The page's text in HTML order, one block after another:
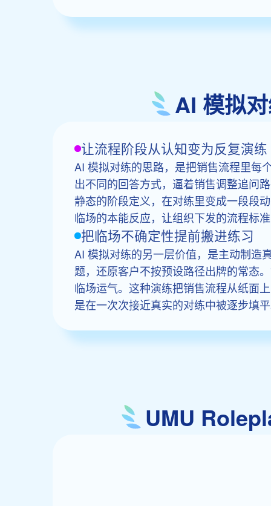
AI 模拟
让流程阶段从认知变为反复演练
AI 模拟对练的思路，是把销售流程里每
出不同的回答方式，逼着销售调整追问
静态的阶段定义，在对练里变成一段段
临场的本能反应，让组织下发的流程标
把临场不确定性提前搬进练习
AI 模拟对练的另一层价值，是主动制造
题，还原客户不按预设路径出牌的常态
临场运气。这种演练把销售流程从纸面
是在一次次接近真实的对练中被逐步填
UMU